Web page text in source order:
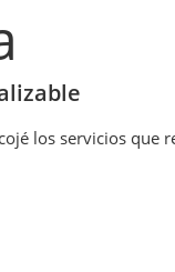
los servicios que